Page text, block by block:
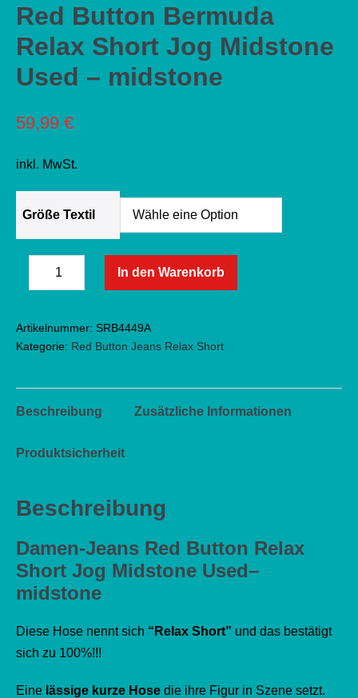
Red Button Bermuda
Relax Short Jog Midstone
Used – midstone
59,99 €
inkl. MwSt.
Größe Textil
Menge
Button
Relax
Short
Used
midstone
In den Warenkorb
Artikelnummer: SRB4449A
Kategorie: Red Button Jeans Relax Short
Beschreibung Zusätzliche Informationen
Produktsicherheit
Beschreibung
Damen-Jeans Red Button Relax
Short Jog Midstone Used–
midstone
Diese Hose nennt sich “Relax Short” und das bestätigt
sich zu 100%!!!
Eine lässige kurze Hose die ihre Figur in Szene setzt.